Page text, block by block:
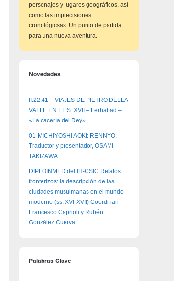
personajes y lugares geográficos, así
como las imprecisiones
cronológicsas. Un punto de partida
para una nueva aventura.
Novedades
II.22.41 – VIAJES DE PIETRO DELLA
VALLE EN EL S. XVII – Ferhabad –
«La cacería del Rey»
01-MICHIYOSHI AOKI: RENNYO.
Traductor y presentador, OSAMI
TAKIZAWA
DIPLOINMED del IH-CSIC Relatos
fronterizos: la descripción de las
ciudades musulmanas en el mundo
moderno (ss. XVI-XVII) Coordinan
Francesco Caprioli y Rubén
González Cuerva
Palabras Clave